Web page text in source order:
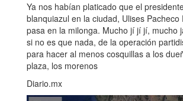
Ya nos habían platicado que el
blanquiazul en la ciudad, Ulises
pasa en la milonga. Mucho jí jí jí, mucho
si no es que nada, de la operación
para hacer al menos cosquillas a los
plaza, los morenos
Diario.mx